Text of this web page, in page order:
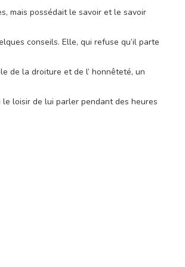
mais possédait le savoir et le savoir
conseils. Elle, qui refuse qu’il parte
de la droiture et de l’ honnêteté, un
le loisir de lui parler pendant des heures